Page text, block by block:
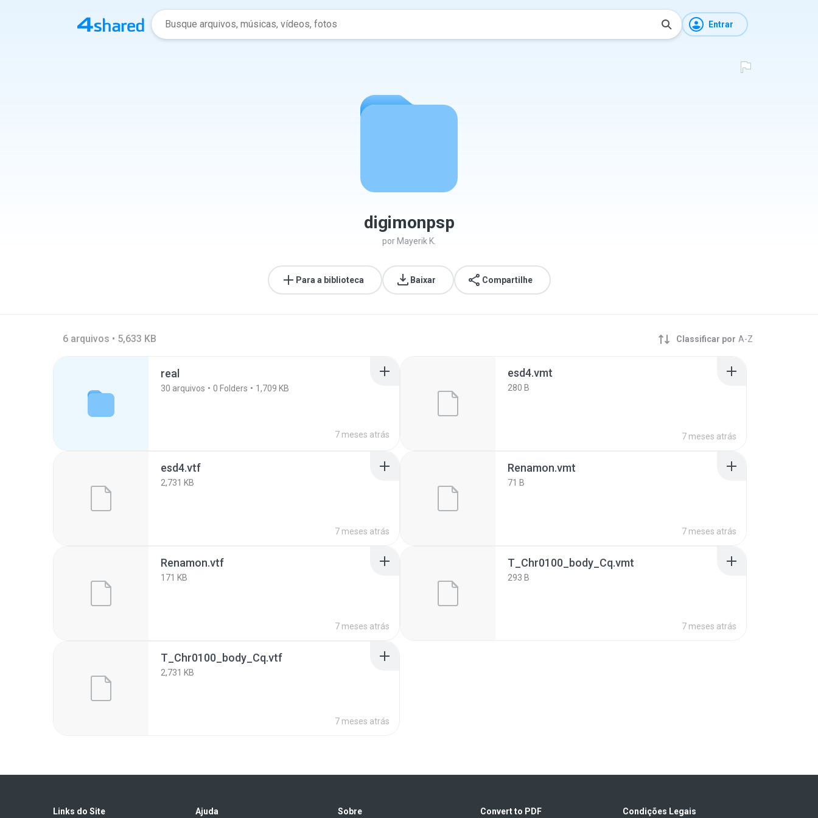
Entrar
digimonpsp
por Mayerik K.
Para a biblioteca Baixar Compartilhe
6 arquivos • 5,633 KB Classificar por A-Z
real
30 arquivos 0 Folders 1,709 KB
7 meses atrás
esd4.vmt
280 B
7 meses atrás
esd4.vtf
2,731 KB
7 meses atrás
Renamon.vmt
71 B
7 meses atrás
Renamon.vtf
171 KB
7 meses atrás
T_Chr0100_body_Cq.vmt
293 B
7 meses atrás
T_Chr0100_body_Cq.vtf
2,731 KB
7 meses atrás
Links do Site Ajuda Sobre Convert to PDF Condições Legais